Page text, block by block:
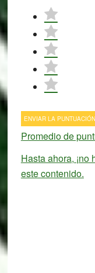
ENVIAR LA PUNTUACIÓN
Promedio de
Hasta ahora,
este contenido.